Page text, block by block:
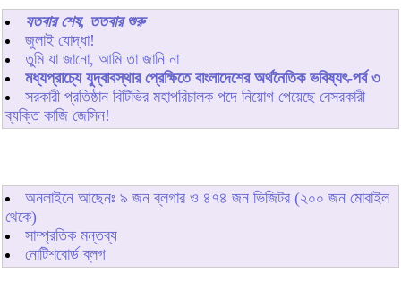
যতবার শেষ, ততবার শুরু
জুলাই যোদ্ধা!
তুমি যা জানো, আমি তা জানি না
মধ্যপ্রাচ্যে যুদ্বাবস্থার প্রেক্ষিতে বাংলাদেশের অর্থনৈতিক ভবিষ্যৎ-পর্ব ৩
সরকারী প্রতিষ্ঠান বিটিভির মহাপরিচালক পদে নিয়োগ পেয়েছে বেসরকারী
ব্যক্তি কাজি জেসিন!
অনলাইনে আছেনঃ ৯ জন ব্লগার ও ৪৭৪ জন ভিজিটর (২০০ জন মোবাইল
থেকে)
সাম্প্রতিক মন্তব্য
নোটিশবোর্ড ব্লগ